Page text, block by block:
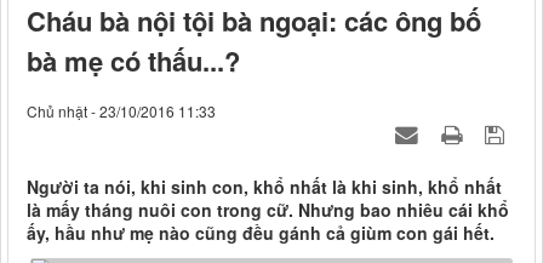
Cháu bà nội tội bà ngoại: các ông bố
bà mẹ có thấu...?
Chủ nhật - 23/10/2016 11:33
Người ta nói, khi sinh con, khổ nhất là khi sinh, khổ nhất
là mấy tháng nuôi con trong cữ. Nhưng bao nhiêu cái khổ
ấy, hầu như mẹ nào cũng đều gánh cả giùm con gái hết.